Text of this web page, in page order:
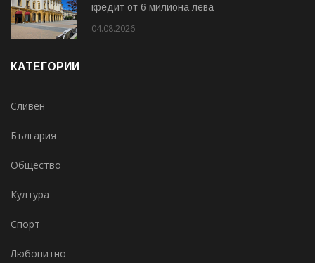
кредит от 6 милиона лева
04.08.2026
КАТЕГОРИИ
Сливен
България
Общество
Култура
Спорт
Любопитно